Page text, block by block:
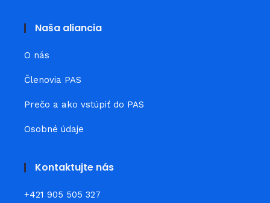
Naša aliancia
O nás
Členovia PAS
Prečo a ako vstúpiť do PAS
Osobné údaje
Kontaktujte nás
+421 905 505 327